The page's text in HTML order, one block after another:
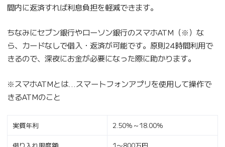
間内に返済すれば利息負担を軽減できます。
ちなみにセブン銀行やローソン銀行のスマホATM（※）な
ら、カードなしで借入・返済が可能です。原則24時間利用で
きるので、深夜にお金が必要になった際に助かります。
※スマホATMとは…スマートフォンアプリを使用して操作で
きるATMのこと
実質年利 2.50％～18.00％